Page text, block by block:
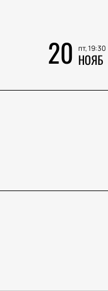
20 пт, 19:30
НОЯБ